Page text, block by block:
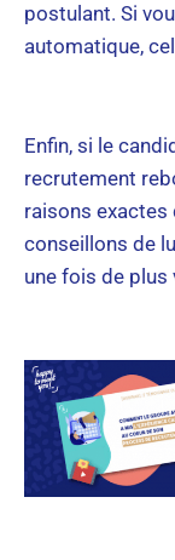
postulant. Si
automatique,
Enfin, si le
recrutement
raisons exactes
conseillons de
une fois de